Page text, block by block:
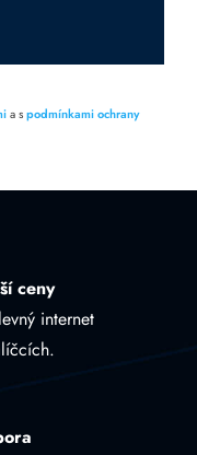
a spodmínkami ochrany
ceny
internet